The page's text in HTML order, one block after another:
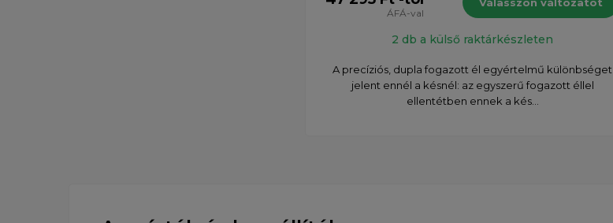
ÁFÁ-val
Válasszon változatot
2 db a külső raktárkészleten
A precíziós, dupla fogazott él egyértelmű különbséget
jelent ennél a késnél: az egyszerű fogazott éllel
ellentétben ennek a kés...